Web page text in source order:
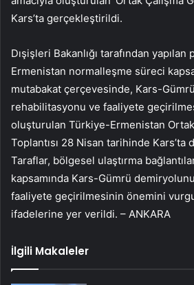
Kars’ta gerçekleştirildi.
Dışişleri Bakanlığı tarafından yapılan
Ermenistan normalleşme süreci
mutabakat çerçevesinde, Kars-
rehabilitasyonu ve faaliyete
oluşturulan Türkiye-Ermenistan Ortak
Toplantısı 28 Nisan tarihinde Kars’ta
Taraflar, bölgesel ulaştırma
kapsamında Kars-Gümrü
faaliyete geçirilmesinin önemini
ifadelerine yer verildi. – ANKARA
İlgili Makaleler